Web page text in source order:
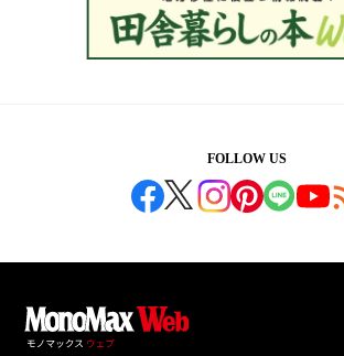
FOLLOW US